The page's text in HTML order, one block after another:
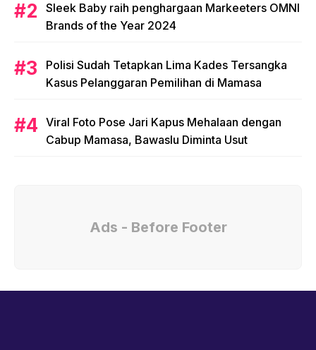
Sleek Baby raih penghargaan Markeeters OMNI
Brands of the Year 2024
Polisi Sudah Tetapkan Lima Kades Tersangka
Kasus Pelanggaran Pemilihan di Mamasa
Viral Foto Pose Jari Kapus Mehalaan dengan
Cabup Mamasa, Bawaslu Diminta Usut
Ads - Before Footer